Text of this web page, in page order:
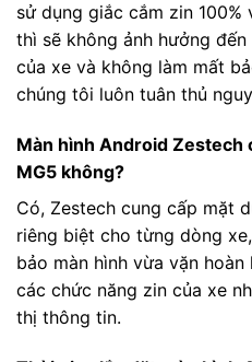
sử dụng giắc cắm zin
thì sẽ không ảnh hưởng
của xe và không làm mất
chúng tôi luôn tuân thủ
Màn hình Android
MG5 không?
Có, Zestech cung cấp mặt
riêng biệt cho từng dòng
bảo màn hình vừa vặn
các chức năng zin của xe
thị thông tin.